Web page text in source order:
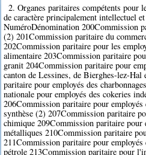
2. Organes paritaires compétents pour
de caractère principalement intellectuel
NuméroDénomination 200Commission
(2) 201Commission paritaire du
202Commission paritaire pour les
alimentaire 203Commission paritaire
granit 204Commission paritaire pour
canton de Lessines, de Bierghes-lez-
paritaire pour employés des
nationale pour employés des cokeries
206Commission paritaire pour employés
synthèse (2) 207Commission paritaire
chimique 209Commission paritaire pour
métalliques 210Commission paritaire
211Commission paritaire pour
pétrole 213Commission paritaire pour